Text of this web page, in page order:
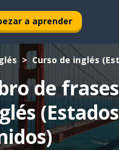
a aprender
Curso de inglés
de
(Estados